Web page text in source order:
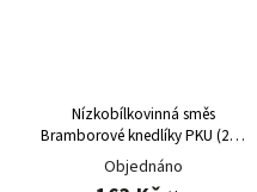
Nízkobílkovinná směs
Bramborové knedlíky PKU (200
g)
Objednáno